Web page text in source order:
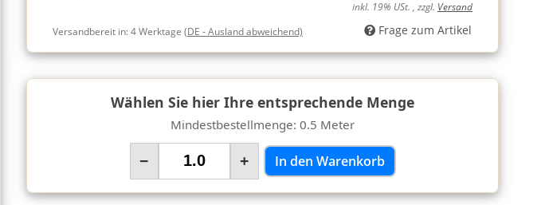
inkl. 19% USt. , zzgl. Versand
Versandbereit in:4 Werktage (DE - Ausland abweichend) Frage zum Artikel
Wählen Sie hier Ihre entsprechende Menge
Mindestbestellmenge: 0.5 Meter
− + In den Warenkorb